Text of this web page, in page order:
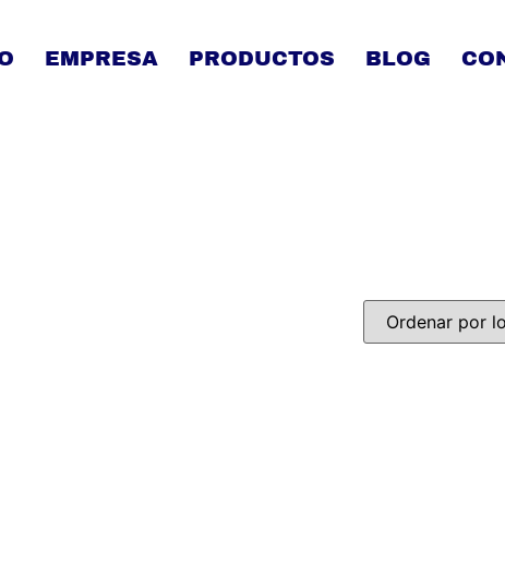
EMPRESA PRODUCTOS BLOG